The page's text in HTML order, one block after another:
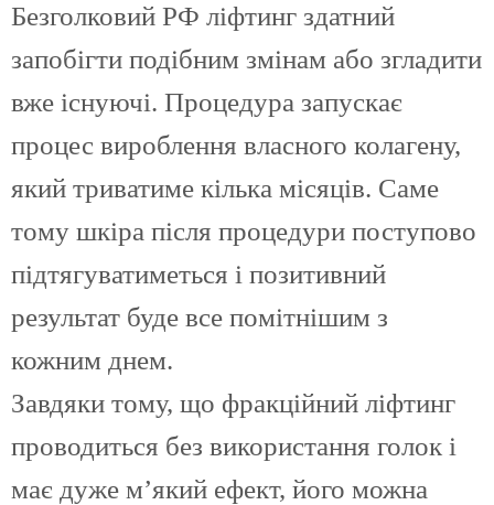
Безголковий РФ ліфтинг здатний
запобігти подібним змінам або згладити
вже існуючі. Процедура запускає
процес вироблення власного колагену,
який триватиме кілька місяців. Саме
тому шкіра після процедури поступово
підтягуватиметься і позитивний
результат буде все помітнішим з
кожним днем.
Завдяки тому, що фракційний ліфтинг
проводиться без використання голок і
має дуже м’який ефект, його можна